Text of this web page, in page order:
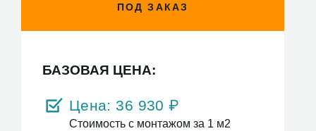
ПОД ЗАКАЗ
БАЗОВАЯ ЦЕНА:
Цена: 36 930 ₽
Стоимость с монтажом за 1 м2